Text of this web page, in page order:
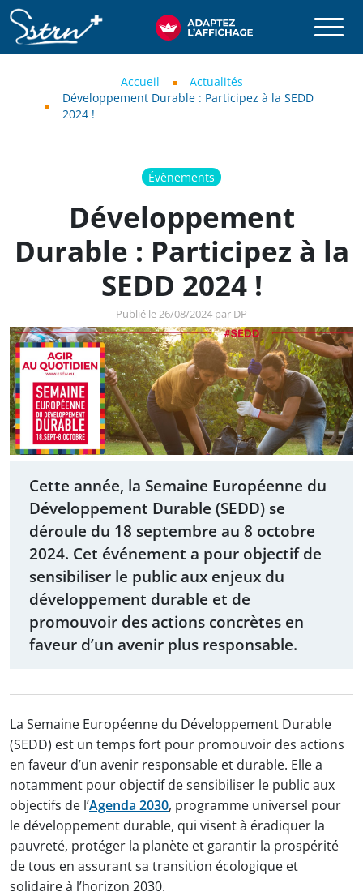
Aller au contenu principal
SSTRN
Accueil
Actualités
Développement Durable : Participez à la SEDD
2024 !
Évènements
Développement
Durable : Participez à la
SEDD 2024 !
Publié le 26/08/2024 par DP
Cette année, la Semaine Européenne du
Développement Durable (SEDD) se
déroule du 18 septembre au 8 octobre
2024. Cet événement a pour objectif de
sensibiliser le public aux enjeux du
développement durable et de
promouvoir des actions concrètes en
faveur d’un avenir plus responsable.
La Semaine Européenne du Développement Durable
(SEDD) est un temps fort pour promouvoir des actions
en faveur d’un avenir responsable et durable. Elle a
notamment pour objectif de sensibiliser le public aux
objectifs de l’Agenda 2030, programme universel pour
le développement durable, qui visent à éradiquer la
pauvreté, protéger la planète et garantir la prospérité
de tous en assurant sa transition écologique et
solidaire à l’horizon 2030.